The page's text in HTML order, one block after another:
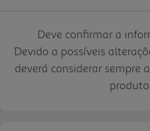
Deve confirmar a
Devido a possíveis
deverá considerar sempre
produto